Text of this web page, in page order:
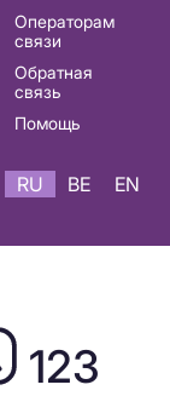
Операторам
связи
Обратная
связь
Помощь
RU BE EN
123